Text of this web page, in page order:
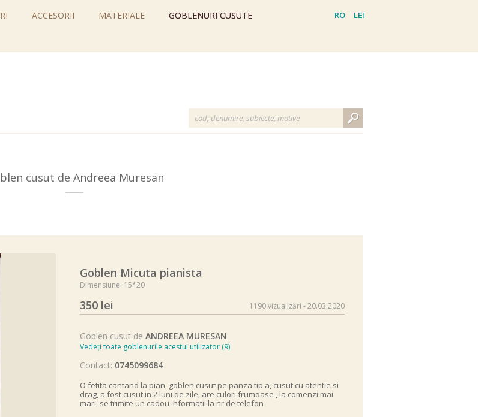
ACCESORII MATERIALE GOBLENURI CUSUTE
RO
LEI
cusut de Andreea Muresan
Goblen Micuta pianista
Dimensiune: 15*20
350 lei 1190 vizualizări - 20.03.2020
Goblen cusut de ANDREEA MURESAN
Vedeți toate goblenurile acestui utilizator (9)
Contact: 0745099684
O fetita cantand la pian, goblen cusut pe panza tip a, cusut cu atentie si
drag, a fost cusut in 2 luni de zile, are culori frumoase , la comenzi mai
mari, se trimite un cadou informatii la nr de telefon